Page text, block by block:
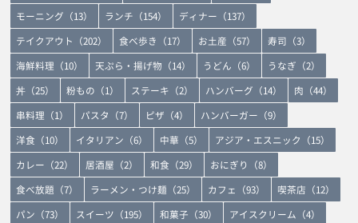
モーニング（13）
ランチ（154）
ディナー（137）
テイクアウト（202）
食べ歩き（17） お土産（57）
寿司（3）
海鮮料理（10）
天ぷら・揚げ物（14） うどん（6）
うなぎ（2）
丼（25）
粉もの（1） ステーキ（2） ハンバーグ（14）
肉（44）
串料理（1）
パスタ（7） ピザ（4）
ハンバーガー（9）
洋食（10）
イタリアン（6） 中華（5）
アジア・エスニック（15）
カレー（22）
居酒屋（2） 和食（29）
おにぎり（8）
食べ放題（7）
ラーメン・つけ麺（25） カフェ（93）
喫茶店（12）
パン（73）
スイーツ（195） 和菓子（30）
アイスクリーム（4）